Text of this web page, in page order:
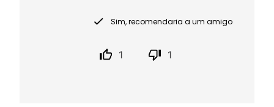
Sim, recomendaria a um amigo
1 1